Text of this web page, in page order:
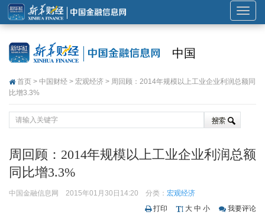
展
开
导
中国
首页 > 中国财经 > 宏观经济 > 周回顾：2014年规模以上工业企业利润总额同
比增3.3%
周回顾：2014年规模以上工业企业利润总额
同比增3.3%
中国金融信息网 2015年01月30日14:20 分类： 宏观经济
打印
大 中 小 我要评论